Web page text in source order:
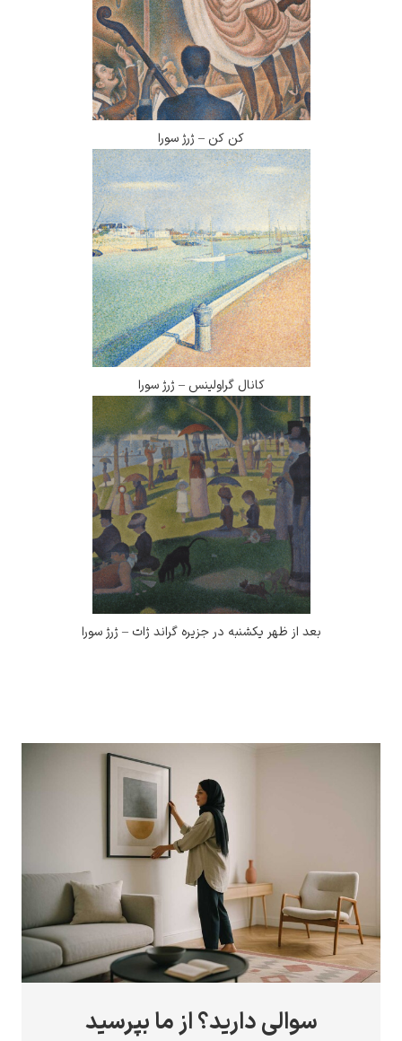
کن کن – ژرژ سورا
کانال گراولینس – ژرژ سورا
بعد از ظهر یکشنبه در جزیره گراند ژات – ژرژ سورا
سوالی دارید؟ از ما بپرسید